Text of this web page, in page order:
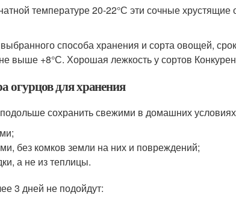
температуре 20-22°С эти сочные
способа хранения и сорта овощей,
выше +8°С. Хорошая лежкость у сортов
огурцов для хранения
сохранить свежими в домашних
без комков земли на них и повреждений;
а не из теплицы.
3 дней не подойдут: